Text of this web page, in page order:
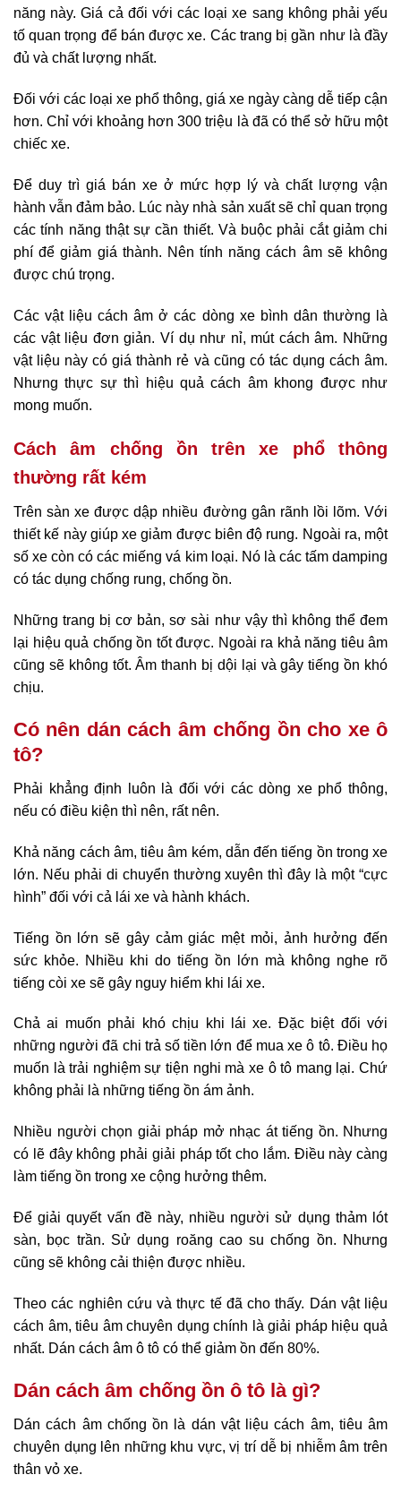
năng này. Giá cả đối với các loại xe sang không phải yếu
tố quan trọng để bán được xe. Các trang bị gần như là đầy
đủ và chất lượng nhất.
Đối với các loại xe phổ thông, giá xe ngày càng dễ tiếp cận
hơn. Chỉ với khoảng hơn 300 triệu là đã có thể sở hữu một
chiếc xe.
Để duy trì giá bán xe ở mức hợp lý và chất lượng vận
hành vẫn đảm bảo. Lúc này nhà sản xuất sẽ chỉ quan trọng
các tính năng thật sự cần thiết. Và buộc phải cắt giảm chi
phí để giảm giá thành. Nên tính năng cách âm sẽ không
được chú trọng.
Các vật liệu cách âm ở các dòng xe bình dân thường là
các vật liệu đơn giản. Ví dụ như nỉ, mút cách âm. Những
vật liệu này có giá thành rẻ và cũng có tác dụng cách âm.
Nhưng thực sự thì hiệu quả cách âm khong được như
mong muốn.
Cách âm chống ồn trên xe phổ thông
thường rất kém
Trên sàn xe được dập nhiều đường gân rãnh lồi lõm. Với
thiết kế này giúp xe giảm được biên độ rung. Ngoài ra, một
số xe còn có các miếng vá kim loại. Nó là các tấm damping
có tác dụng chống rung, chống ồn.
Những trang bị cơ bản, sơ sài như vậy thì không thể đem
lại hiệu quả chống ồn tốt được. Ngoài ra khả năng tiêu âm
cũng sẽ không tốt. Âm thanh bị dội lại và gây tiếng ồn khó
chịu.
Có nên dán cách âm chống ồn cho xe ô
tô?
Phải khẳng định luôn là đối với các dòng xe phổ thông,
nếu có điều kiện thì nên, rất nên.
Khả năng cách âm, tiêu âm kém, dẫn đến tiếng ồn trong xe
lớn. Nếu phải di chuyển thường xuyên thì đây là một “cực
hình” đối với cả lái xe và hành khách.
Tiếng ồn lớn sẽ gây cảm giác mệt mỏi, ảnh hưởng đến
sức khỏe. Nhiều khi do tiếng ồn lớn mà không nghe rõ
tiếng còi xe sẽ gây nguy hiểm khi lái xe.
Chả ai muốn phải khó chịu khi lái xe. Đặc biệt đối với
những người đã chi trả số tiền lớn để mua xe ô tô. Điều họ
muốn là trải nghiệm sự tiện nghi mà xe ô tô mang lại. Chứ
không phải là những tiếng ồn ám ảnh.
Nhiều người chọn giải pháp mở nhạc át tiếng ồn. Nhưng
có lẽ đây không phải giải pháp tốt cho lắm. Điều này càng
làm tiếng ồn trong xe cộng hưởng thêm.
Để giải quyết vấn đề này, nhiều người sử dụng thảm lót
sàn, bọc trần. Sử dụng roăng cao su chống ồn. Nhưng
cũng sẽ không cải thiện được nhiều.
Theo các nghiên cứu và thực tế đã cho thấy. Dán vật liệu
cách âm, tiêu âm chuyên dụng chính là giải pháp hiệu quả
nhất. Dán cách âm ô tô có thể giảm ồn đến 80%.
Dán cách âm chống ồn ô tô là gì?
Dán cách âm chống ồn là dán vật liệu cách âm, tiêu âm
chuyên dụng lên những khu vực, vị trí dễ bị nhiễm âm trên
thân vỏ xe.